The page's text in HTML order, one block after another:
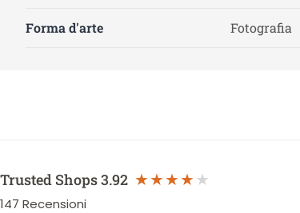
Forma d'arte Fotografia
Trusted Shops3.92
147 Recensioni